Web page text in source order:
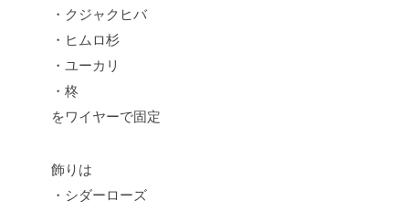
・クジャクヒバ
・ヒムロ杉
・ユーカリ
・柊
をワイヤーで固定
飾りは
・シダーローズ